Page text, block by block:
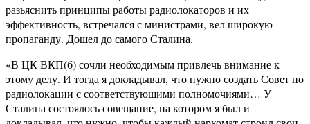
разьяснить принципы работы радиолокаторов и их
эффективность, встречался с министрами, вел широкую
пропаганду. Дошел до самого Сталина.
«В ЦК ВКП(б) сочли необходимым привлечь внимание к
этому делу. И тогда я докладывал, что нужно создать Совет по
радиолокации с соответствующими полномочиями… У
Сталина состоялось совещание, на котором я был и